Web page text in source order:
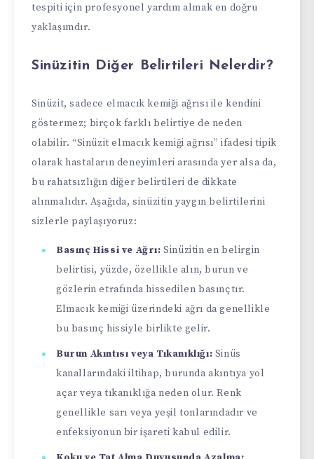
tespiti için profesyonel yardım almak en doğru
yaklaşımdır.
Sinüzitin Diğer Belirtileri Nelerdir?
Sinüzit, sadece elmacık kemiği ağrısı ile kendini
göstermez; birçok farklı belirtiye de neden
olabilir. “Sinüzit elmacık kemiği ağrısı” ifadesi tipik
olarak hastaların deneyimleri arasında yer alsa da,
bu rahatsızlığın diğer belirtileri de dikkate
alınmalıdır. Aşağıda, sinüzitin yaygın belirtilerini
sizlerle paylaşıyoruz:
Basınç Hissi ve Ağrı: Sinüzitin en belirgin
belirtisi, yüzde, özellikle alın, burun ve
gözlerin etrafında hissedilen basınçtır.
Elmacık kemiği üzerindeki ağrı da genellikle
bu basınç hissiyle birlikte gelir.
Burun Akıntısı veya Tıkanıklığı: Sinüs
kanallarındaki iltihap, burunda akıntıya yol
açar veya tıkanıklığa neden olur. Renk
genellikle sarı veya yeşil tonlarındadır ve
enfeksiyonun bir işareti kabul edilir.